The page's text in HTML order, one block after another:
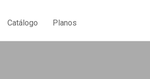
Catálogo Planos